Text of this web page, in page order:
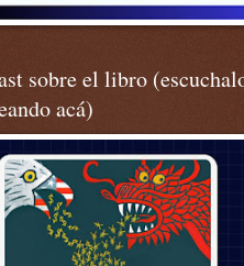
sobre el libro
acá)